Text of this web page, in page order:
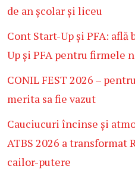
de an școlar și liceu
Cont Start-Up și PFA:
Up și PFA pentru firmele
CONIL FEST 2026 –
merita sa fie vazut
Cauciucuri încinse și
ATBS 2026 a transformat
cailor-putere